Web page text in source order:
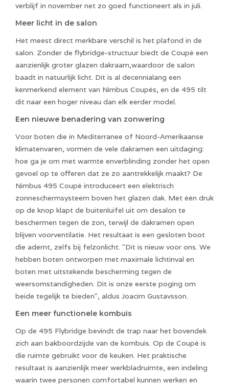
verblijf in november net zo goed functioneert als in juli.
Meer licht in de salon
Het meest direct merkbare verschil is het plafond in de
salon. Zonder de flybridge-structuur biedt de Coupé een
aanzienlijk groter glazen dakraam,waardoor de salon
baadt in natuurlijk licht. Dit is al decennialang een
kenmerkend element van Nimbus Coupés, en de 495 tilt
dit naar een hoger niveau dan elk eerder model.
Een nieuwe benadering van zonwering
Voor boten die in Mediterranee of Noord-Amerikaanse
klimatenvaren, vormen de vele dakramen een uitdaging:
hoe ga je om met warmte enverblinding zonder het open
gevoel op te offeren dat ze zo aantrekkelijk maakt? De
Nimbus 495 Coupé introduceert een elektrisch
zonneschermsysteem boven het glazen dak. Met één druk
op de knop klapt de buitenluifel uit om desalon te
beschermen tegen de zon, terwijl de dakramen open
blijven voorventilatie. Het resultaat is een gesloten boot
die ademt, zelfs bij felzonlicht. "Dit is nieuw voor ons. We
hebben boten ontworpen met maximale lichtinval en
boten met uitstekende bescherming tegen de
weersomstandigheden. Dit is onze eerste poging om
beide tegelijk te bieden", aldus Joacim Gustavsson.
Een meer functionele kombuis
Op de 495 Flybridge bevindt de trap naar het bovendek
zich aan bakboordzijde van de kombuis. Op de Coupé is
die ruimte gebruikt voor de keuken. Het praktische
resultaat is aanzienlijk meer werkbladruimte, een indeling
waarin twee personen comfortabel kunnen werken en